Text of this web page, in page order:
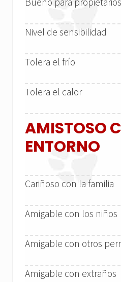
Nivel de sensibilidad
Tolera el frío
Tolera el calor
AMISTOSO
ENTORNO
Cariñoso con la familia
Amigable con los niños
Amigable con otros
Amigable con extraños